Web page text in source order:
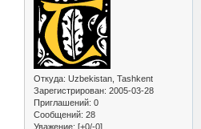
Откуда: Uzbekistan, Tashkent
Зарегистрирован: 2005-03-28
Приглашений: 0
Сообщений: 28
Уважение: [+0/-0]